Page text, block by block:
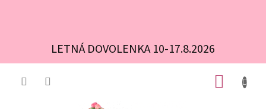
LETNÁ DOVOLENKA 10-17.8.2026